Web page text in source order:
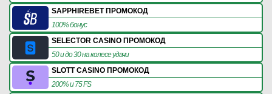
SAPPHIREBET ПРОМОКОД
100% бонус
SELECTOR CASINO ПРОМОКОД
50 и до 30 на колесе удачи
SLOTT CASINO ПРОМОКОД
200% и 75 FS